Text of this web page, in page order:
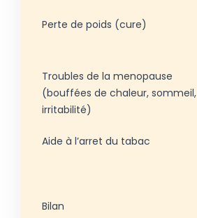
Perte de poids (cure)
Troubles de la menopause
(bouffées de chaleur, sommeil,
irritabilité)
Aide à l’arret du tabac
Bilan